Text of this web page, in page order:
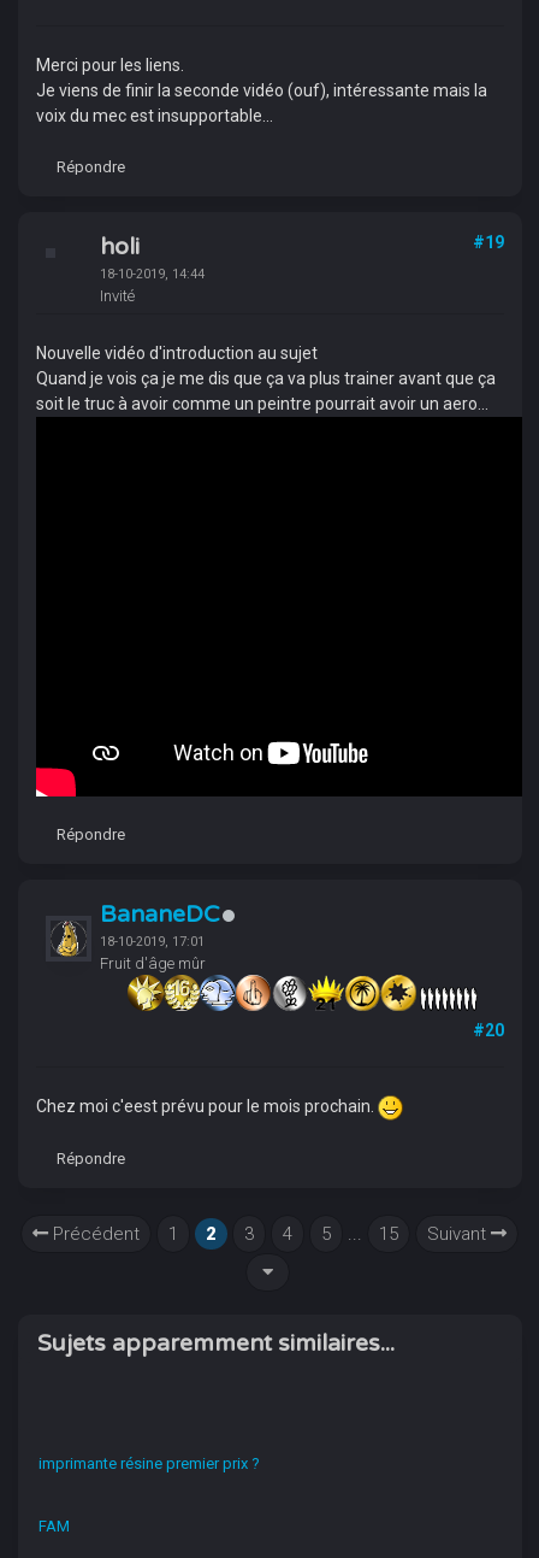
Merci pour les liens.
Je viens de finir la seconde vidéo (ouf), intéressante mais la
voix du mec est insupportable...
Répondre
holi
18-10-2019, 14:44
Invité
#19
Nouvelle vidéo d'introduction au sujet
Quand je vois ça je me dis que ça va plus trainer avant que ça
soit le truc à avoir comme un peintre pourrait avoir un aero...
Répondre
BananeDC
18-10-2019, 17:01
Fruit d'âge mûr
#20
Chez moi c'eest prévu pour le mois prochain.
Répondre
Précédent 1 2 3 4 5 ... 15 Suivant
Sujets apparemment similaires...
imprimante résine premier prix ?
FAM